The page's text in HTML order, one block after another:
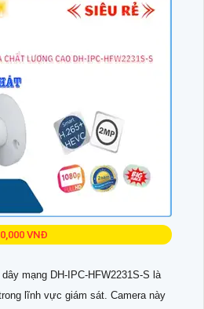
VNĐ
mạng DH-IPC-HFW2231S-S là
lĩnh vực giám sát. Camera này